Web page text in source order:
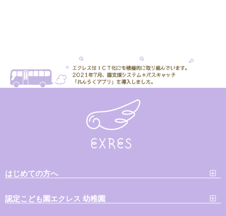
はじめての方へ
認定こども園エクレス 幼稚園